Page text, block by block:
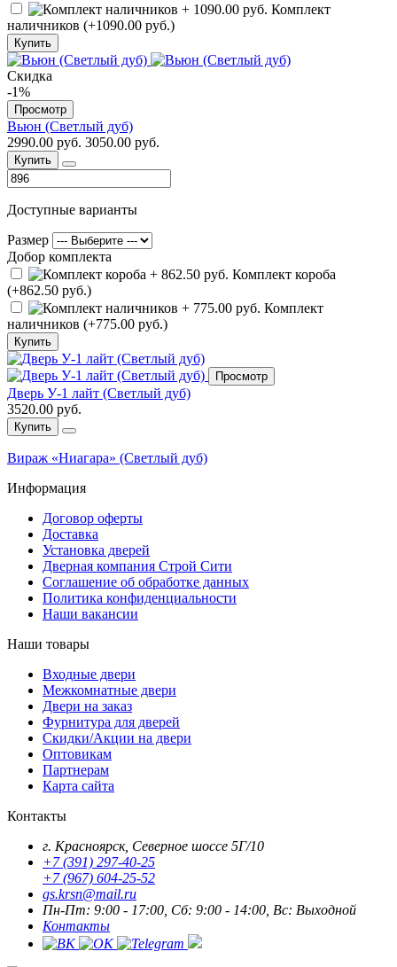
Комплект
наличников (+1090.00 руб.)
Купить
Скидка
-1%
Просмотр
Вьюн (Светлый дуб)
2990.00 руб. 3050.00 руб.
Купить
Доступные варианты
Размер
Добор комплекта
Комплект короба
(+862.50 руб.)
Комплект
наличников (+775.00 руб.)
Купить
Просмотр
Дверь У-1 лайт (Светлый дуб)
3520.00 руб.
Купить
Вираж «Ниагара» (Светлый дуб)
Информация
Договор оферты
Доставка
Установка дверей
Дверная компания Строй Сити
Соглашение об обработке данных
Политика конфиденциальности
Наши вакансии
Наши товары
Входные двери
Межкомнатные двери
Двери на заказ
Фурнитура для дверей
Скидки/Акции на двери
Оптовикам
Партнерам
Карта сайта
Контакты
г. Красноярск, Северное шоссе 5Г/10
+7 (391) 297-40-25
+7 (967) 604-25-52
gs.krsn@mail.ru
Пн-Пт: 9:00 - 17:00, Сб: 9:00 - 14:00, Вс: Выходной
Контакты